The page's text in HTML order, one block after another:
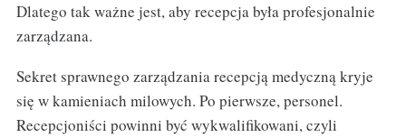
Dlatego tak ważne jest, aby recepcja była profesjonalnie
zarządzana.
Sekret sprawnego zarządzania recepcją medyczną kryje
się w kamieniach milowych. Po pierwsze, personel.
Recepcjoniści powinni być wykwalifikowani, czyli